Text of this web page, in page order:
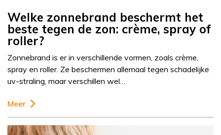
Welke zonnebrand beschermt het
beste tegen de zon: crème, spray of
roller?
Zonnebrand is er in verschillende vormen, zoals crème,
spray en roller. Ze beschermen allemaal tegen schadelijke
uv-straling, maar verschillen wel…
Meer